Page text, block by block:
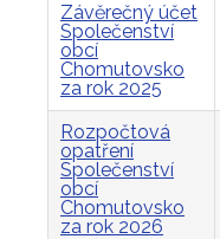
Závěrečný účet
Společenství
obcí
Chomutovsko
za rok 2025
Rozpočtová
opatření
Společenství
obcí
Chomutovsko
za rok 2026